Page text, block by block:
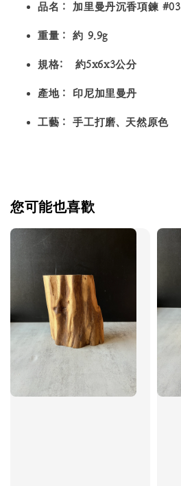
品名： 加里曼丹沉香項鍊 #03
重量： 約 9.9g
規格: 約5x6x3公分
產地： 印尼加里曼丹
工藝： 手工打磨、天然原色
您可能也喜歡